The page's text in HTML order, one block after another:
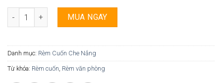
Rèm Cuốn Ovi One - 040 số lượng
MUA NGAY
Danh mục: Rèm Cuốn Che Nắng
Từ khóa: Rèm cuốn Rèm văn phòng